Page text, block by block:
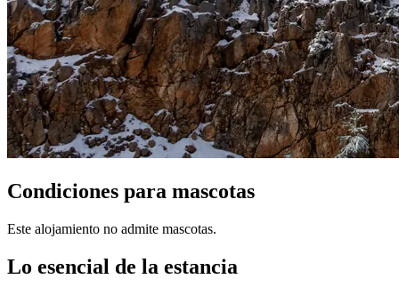
Condiciones para mascotas
Este alojamiento no admite mascotas.
Lo esencial de la estancia